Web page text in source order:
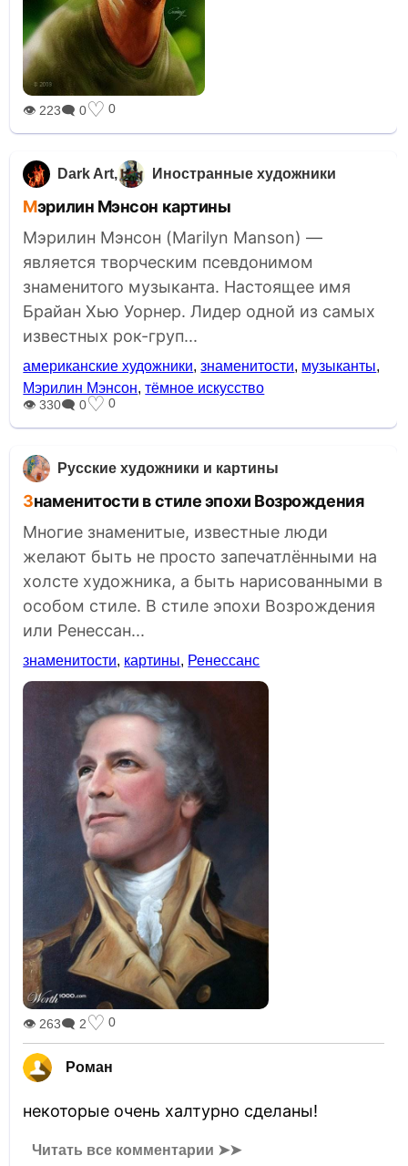
👁 223🗨 0♡ 0
Dark Art Иностранные художники
Мэрилин Мэнсон картины
Мэрилин Мэнсон (Marilyn Manson) —
является творческим псевдонимом
знаменитого музыканта. Настоящее имя
Брайан Хью Уорнер. Лидер одной из самых
известных рок-груп...
американские художники,знаменитости, музыканты,
Мэрилин Мэнсон,тёмное искусство
👁 330🗨 0♡ 0
Русские художники и картины
Знаменитости в стиле эпохи Возрождения
Многие знаменитые, известные люди
желают быть не просто запечатлёнными на
холсте художника, а быть нарисованными в
особом стиле. В стиле эпохи Возрождения
или Ренессан...
знаменитости, картины, Ренессанс
👁 263🗨 2♡ 0
Роман
некоторые очень халтурно сделаны!
Читать все комментарии ➤➤